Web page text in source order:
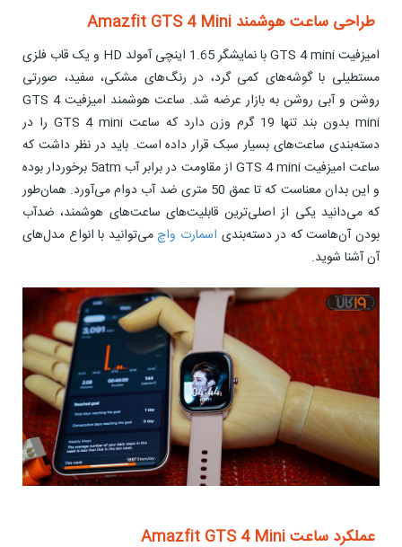
طراحی ساعت هوشمند Amazfit GTS 4 Mini
امیزفیت GTS 4 mini با نمایشگر 1.65 اینچی آمولد HD و یک قاب فلزی
مستطیلی با گوشه‌های کمی گرد، در رنگ‌های مشکی، سفید، صورتی
روشن و آبی روشن به بازار عرضه شد. ساعت هوشمند امیزفیت GTS 4
mini بدون بند تنها 19 گرم وزن دارد که ساعت GTS 4 mini را در
دسته‌بندی ساعت‌های بسیار سبک قرار داده است. باید در نظر داشت که
ساعت امیزفیت GTS 4 mini از مقاومت در برابر آب 5atm برخوردار بوده
و این بدان معناست که تا عمق 50 متری ضد آب دوام می‌آورد. همان‌طور
که می‌دانید یکی از اصلی‌ترین قابلیت‌های ساعت‌های هوشمند، ضدآب
بودن آن‌هاست که در دسته‌بندی اسمارت واچمی‌توانید با انواع مدل‌های
آن آشنا شوید.
عملکرد ساعت Amazfit GTS 4 Mini